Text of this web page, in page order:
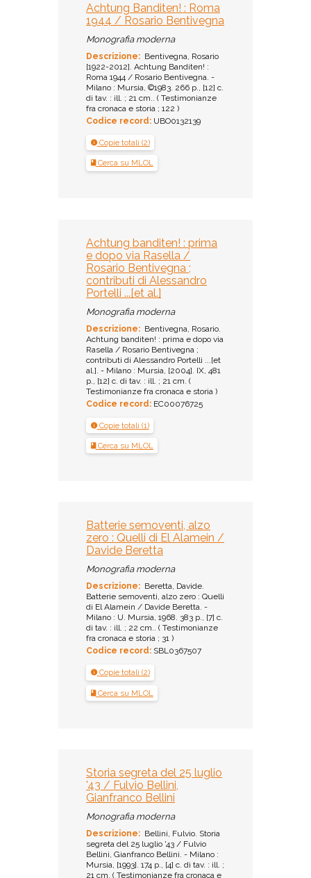
Achtung Banditen! : Roma
1944 / Rosario Bentivegna
Monografia moderna
Descrizione: Bentivegna, Rosario
[1922-2012]. Achtung Banditen! :
Roma 1944 / Rosario Bentivegna. -
Milano : Mursia, ©1983. 266 p., [12] c.
di tav. : ill. ; 21 cm.. ( Testimonianze
fra cronaca e storia ; 122 )
Codice record: UBO0132139
Copie totali (2)
Cerca su MLOL
Achtung banditen! : prima
e dopo via Rasella /
Rosario Bentivegna ;
contributi di Alessandro
Portelli ...[et al.]
Monografia moderna
Descrizione: Bentivegna, Rosario.
Achtung banditen! : prima e dopo via
Rasella / Rosario Bentivegna ;
contributi di Alessandro Portelli ...[et
al.]. - Milano : Mursia, [2004]. IX, 481
p., [12] c. di tav. : ill. ; 21 cm. (
Testimonianze fra cronaca e storia )
Codice record: EC00076725
Copie totali (1)
Cerca su MLOL
Batterie semoventi, alzo
zero : Quelli di El Alamein /
Davide Beretta
Monografia moderna
Descrizione: Beretta, Davide.
Batterie semoventi, alzo zero : Quelli
di El Alamein / Davide Beretta. -
Milano : U. Mursia, 1968. 383 p., [7] c.
di tav. : ill. ; 22 cm.. ( Testimonianze
fra cronaca e storia ; 31 )
Codice record: SBL0367507
Copie totali (2)
Cerca su MLOL
Storia segreta del 25 luglio
'43 / Fulvio Bellini,
Gianfranco Bellini
Monografia moderna
Descrizione: Bellini, Fulvio. Storia
segreta del 25 luglio '43 / Fulvio
Bellini, Gianfranco Bellini. - Milano :
Mursia, [1993]. 174 p., [4] c. di tav. : ill. ;
21 cm. ( Testimonianze fra cronaca e